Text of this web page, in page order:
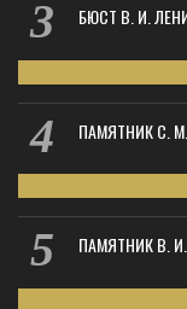
БЮСТ В. И.
ПАМЯТНИК С.
ПАМЯТНИК В.